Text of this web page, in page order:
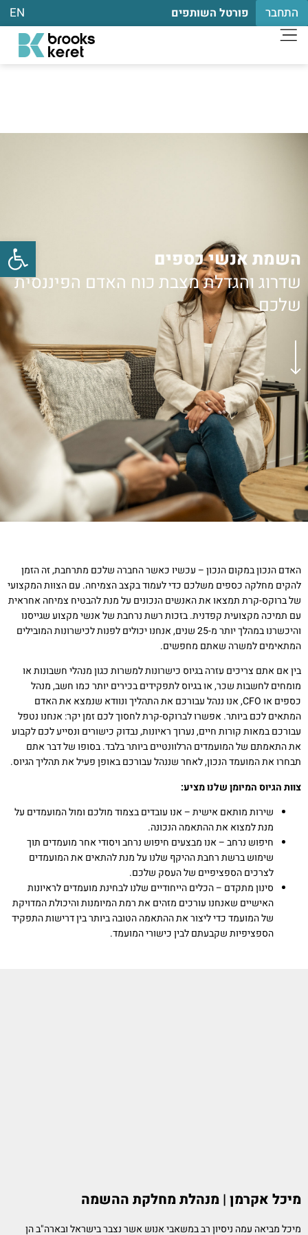
התחבר פורטל השותפים EN
השמת אנשי כספים
שדרוג והגדלת מצבת כוח האדם הפיננסית
שלכם
האדם הנכון במקום הנכון – עכשיו כאשר החברה שלכם מתרחבת, זה הזמן
להקים מחלקה כספים משלכם כדי לעמוד בקצב הצמיחה. עם הצוות המקצועי
של ברוקס-קרת תמצאו את האנשים הנכונים על מנת להבטיח צמיחה אחראית
עם תמיכה מקצועית קפדנית. בזכות רשת נרחבת של אנשי מקצוע שגייסנו
והיכשרנו במהלך יותר מ-25 שנים, אנחנו יכולים לפנות לכישרונות המובילים
המתאימים למשרה שאתם מחפשים.
בין אם אתם צריכים עזרה בגיוס כישרונות למשרות כגון מנהלי חשבונות או
מומחים לחשבות שכר, או בגיוס לתפקידים בכירים יותר כמו חשב, מנהל
כספים או CFO, אנו ננהל עבורכם את התהליך ונוודא שנמצא את האדם
המתאים לכם ביותר. אפשרו לברוקס-קרת לחסוך לכם זמן יקר: אנחנו נטפל
עבורכם במאות קורות חיים, נערוך ראיונות, נבדוק כישורים ונסייע לכם לקבוע
את התאמתם של המועמדים הרלוונטיים ביותר בלבד. בסופו של דבר אתם
תבחרו את המועמד הנכון, לאחר שננהל עבורכם באופן פעיל את תהליך הגיוס.
צוות הגיוס המיומן שלנו מציע:
שירות מותאם אישית – אנו עובדים בצמוד מולכם ומול המועמדים על
מנת למצוא את ההתאמה הנכונה.
חיפוש נרחב – אנו מבצעים חיפוש נרחב ויסודי אחר מועמדים תוך
שימוש ברשת רחבת ההיקף שלנו על מנת להתאים את המועמדים
לצרכים הספציפיים של העסק שלכם.
סינון מתקדם – הכלים הייחודיים שלנו לבחינת מועמדים לראיונות
האישיים שאנחנו עורכים מזהים את רמת המיומנות והיכולת המדויקת
של המועמד כדי ליצור את ההתאמה הטובה ביותר בין דרישות התפקיד
הספציפיות שקבעתם לבין כישורי המועמד.
מיכל אקרמן | מנהלת מחלקת ההשמה
מיכל מביאה עמה ניסיון רב במשאבי אנוש אשר נצבר בישראל ובארה"ב הן